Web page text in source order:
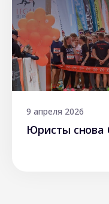
9 апреля 2026
Юристы снова